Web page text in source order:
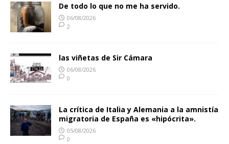
De todo lo que no me ha servido.
06/08/2026
2
las viñetas de Sir Cámara
06/08/2026
0
La crítica de Italia y Alemania a la amnistía
migratoria de España es «hipócrita».
05/08/2026
0